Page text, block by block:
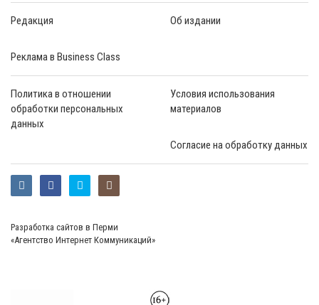
Редакция Об издании
Реклама в Business Class
Политика в отношении
обработки персональных
данных
Условия использования
материалов
Согласие на обработку данных
Разработка сайтов в Перми
«Агентство Интернет Коммуникаций»